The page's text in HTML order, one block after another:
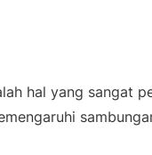
hal yang sangat